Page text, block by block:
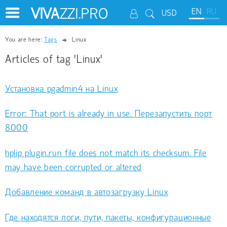
USD EN RU
VIVAZZI.PRO
You are here:Tags Linux
Articles of tag 'Linux'
Установка pgadmin4 на Linux
Error: That port is already in use. Перезапустить порт
8000
hplip plugin.run file does not match its checksum. File
may have been corrupted or altered
Добавление команд в автозагрузку Linux
Где находятся логи, пути, пакеты, конфигурационные